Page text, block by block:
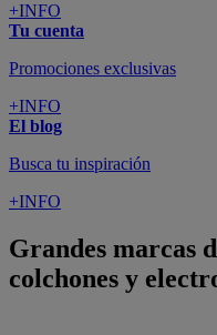
+INFO
Tu cuenta
Promociones exclusivas
+INFO
El blog
Busca tu inspiración
+INFO
Grandes marcas
colchones y